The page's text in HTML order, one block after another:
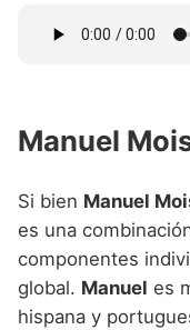
Manuel
Si bien Manuel
es una
componentes
global. Manuel es
hispana y